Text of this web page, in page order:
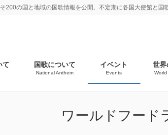
200の国と地域の国歌情報を公開。不定期に各国大使館と国
て 国歌について
National Anthem
イベント
Events
世界
ワールドフード